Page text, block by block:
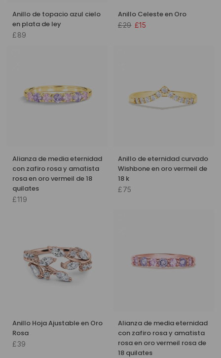
Anillo de topacio azul cielo
en plata de ley
£89
Anillo Celeste en Oro
£29 £15
Alianza de media eternidad
con zafiro rosa y amatista
rosa en oro vermeil de 18
quilates
£119
Anillo de eternidad curvado
Wishbone en oro vermeil de
18 k
£75
Anillo Hoja Ajustable en Oro
Rosa
£39
Alianza de media eternidad
con zafiro rosa y amatista
rosa en oro vermeil rosa de
18 quilates